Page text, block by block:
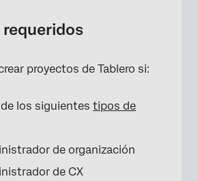
Tablero
proyectos de Tablero si:
los siguientes tipos de
de organización
de CX